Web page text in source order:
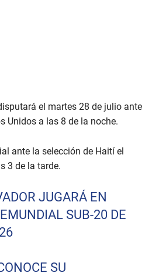
el martes 28 de julio ante
Unidos a las 8 de la noche.
ante la selección de Haití el
3 de la tarde.
JUGARÁ EN
SUB-20 DE
SU